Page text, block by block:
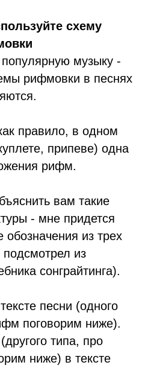
схему
музыку -
рифмовки в песнях
правило, в одном
припеве) одна
рифм.
вам такие
- мне придется
из трех
из
сонграйтинга).
песни (одного
поговорим ниже).
типа, про
ниже) в тексте